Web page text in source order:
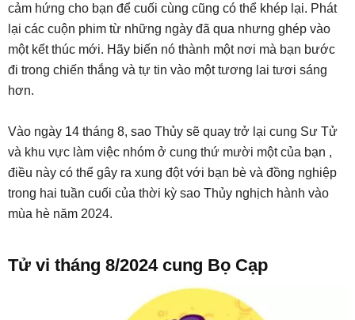
cảm hứng cho bạn để cuối cùng cũng có thể khép lại. Phát
lại các cuộn phim từ những ngày đã qua nhưng ghép vào
một kết thúc mới. Hãy biến nó thành một nơi mà bạn bước
đi trong chiến thắng và tự tin vào một tương lai tươi sáng
hơn.
Vào ngày 14 tháng 8, sao Thủy sẽ quay trở lại cung Sư Tử
và khu vực làm việc nhóm ở cung thứ mười một của bạn ,
điều này có thể gây ra xung đột với bạn bè và đồng nghiệp
trong hai tuần cuối của thời kỳ sao Thủy nghịch hành vào
mùa hè năm 2024.
Tử vi tháng 8/2024 cung Bọ Cạp